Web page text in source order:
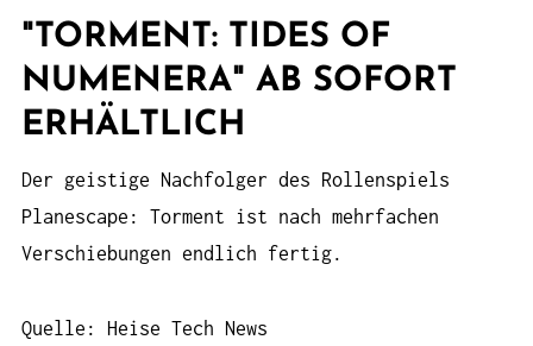
"TORMENT: TIDES OF
NUMENERA" AB SOFORT
ERHÄLTLICH
Der geistige Nachfolger des Rollenspiels
Planescape: Torment ist nach mehrfachen
Verschiebungen endlich fertig.
Quelle: Heise Tech News